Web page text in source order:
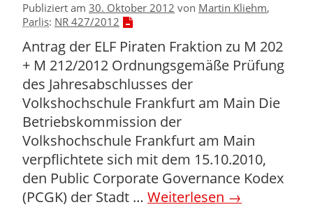
Publiziert am 30. Oktober 2012 von Martin Kliehm,
Parlis: NR 427/2012
Antrag der ELF Piraten Fraktion zu M 202
+ M 212/2012 Ordnungsgemäße Prüfung
des Jahresabschlusses der
Volkshochschule Frankfurt am Main Die
Betriebskommission der
Volkshochschule Frankfurt am Main
verpflichtete sich mit dem 15.10.2010,
den Public Corporate Governance Kodex
(PCGK) der Stadt … Weiterlesen →